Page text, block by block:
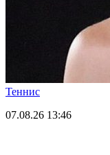
Теннис
07.08.26 13:46